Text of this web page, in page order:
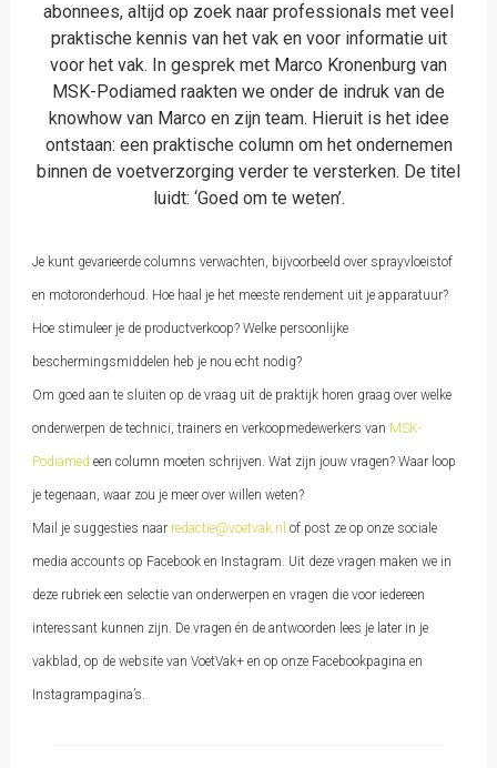
abonnees, altijd op zoek naar professionals met veel
praktische kennis van het vak en voor informatie uit
voor het vak. In gesprek met Marco Kronenburg van
MSK-Podiamed raakten we onder de indruk van de
knowhow van Marco en zijn team. Hieruit is het idee
ontstaan: een praktische column om het ondernemen
binnen de voetverzorging verder te versterken. De titel
luidt: ‘Goed om te weten’.
Je kunt gevarieerde columns verwachten, bijvoorbeeld over sprayvloeistof
en motoronderhoud. Hoe haal je het meeste rendement uit je apparatuur?
Hoe stimuleer je de productverkoop? Welke persoonlijke
beschermingsmiddelen heb je nou echt nodig?
Om goed aan te sluiten op de vraag uit de praktijk horen graag over welke
onderwerpen de technici, trainers en verkoopmedewerkers van MSK-
Podiamed een column moeten schrijven. Wat zijn jouw vragen? Waar loop
je tegenaan, waar zou je meer over willen weten?
Mail je suggesties naar redactie@voetvak.nl of post ze op onze sociale
media accounts op Facebook en Instagram. Uit deze vragen maken we in
deze rubriek een selectie van onderwerpen en vragen die voor iedereen
interessant kunnen zijn. De vragen én de antwoorden lees je later in je
vakblad, op de website van VoetVak+ en op onze Facebookpagina en
Instagrampagina’s.